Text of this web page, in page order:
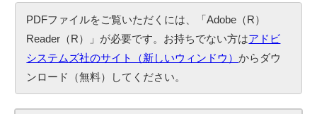
PDFファイルをご覧いただくには、「Adobe（R）
Reader（R）」が必要です。お持ちでない方はアドビ
システムズ社のサイト（新しいウィンドウ）からダウ
ンロード（無料）してください。